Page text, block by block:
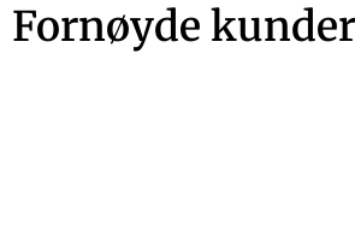
Fornøyde kunder